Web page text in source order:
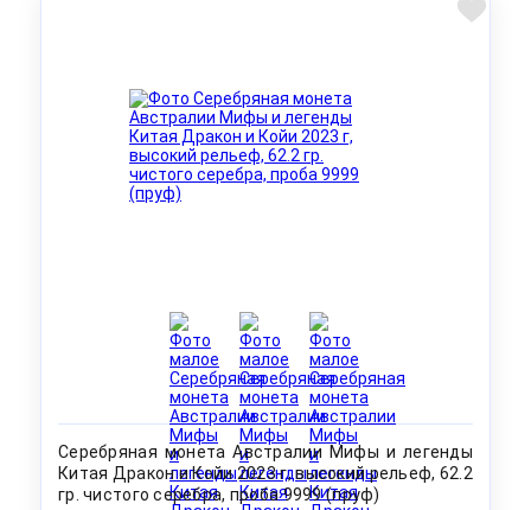
Серебряная монета Австралии Мифы и легенды
Китая Дракон и Койи 2023 г, высокий рельеф, 62.2
гр. чистого серебра, проба 9999 (пруф)